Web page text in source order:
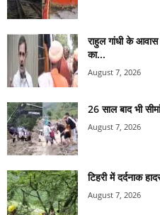
राहुल गांधी के
का...
August 7, 2026
26 साल बाद भी
August 7, 2026
टिहरी में दर्दनाक
August 7, 2026